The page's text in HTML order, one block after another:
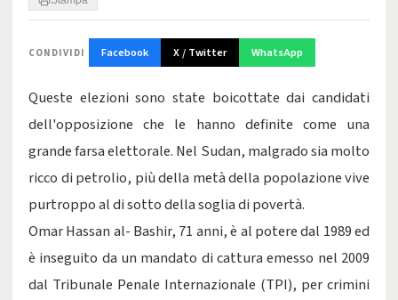
CONDIVIDI Facebook X / Twitter WhatsApp
Queste elezioni sono state boicottate dai candidati
dell'opposizione che le hanno definite come una
grande farsa elettorale. Nel Sudan, malgrado sia molto
ricco di petrolio, più della metà della popolazione vive
purtroppo al di sotto della soglia di povertà.
Omar Hassan al- Bashir, 71 anni, è al potere dal 1989 ed
è inseguito da un mandato di cattura emesso nel 2009
dal Tribunale Penale Internazionale (TPI), per crimini